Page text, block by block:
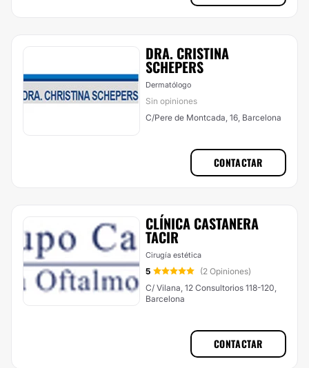
DRA. CRISTINA
SCHEPERS
Dermatólogo
Sin opiniones
C/Pere de Montcada, 16, Barcelona
CONTACTAR
CLÍNICA CASTANERA
TACIR
Cirugía estética
5
(2 Opiniones)
C/ Vilana, 12 Consultorios 118-120,
Barcelona
CONTACTAR